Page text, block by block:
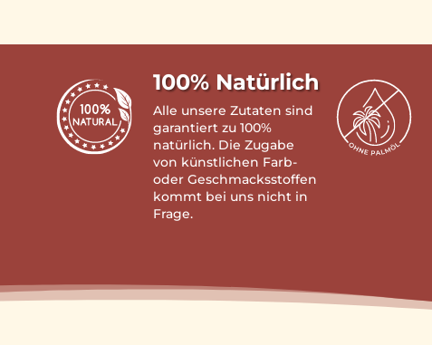
100% Natürlich
Alle unsere Zutaten sind
garantiert zu 100%
natürlich. Die Zugabe
von künstlichen Farb-
oder Geschmacksstoffen
kommt bei uns nicht in
Frage.